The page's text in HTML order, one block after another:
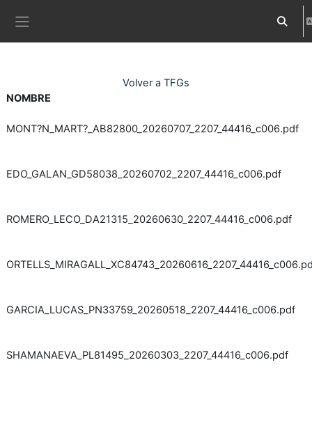
Volver a TFGs
NOMBRE
MONT?N_MART?_AB82800_20260707_2207_44416_c006.pdf
EDO_GALAN_GD58038_20260702_2207_44416_c006.pdf
ROMERO_LECO_DA21315_20260630_2207_44416_c006.pdf
GARCIA_LUCAS_PN33759_20260518_2207_44416_c006.pdf
SHAMANAEVA_PL81495_20260303_2207_44416_c006.pdf